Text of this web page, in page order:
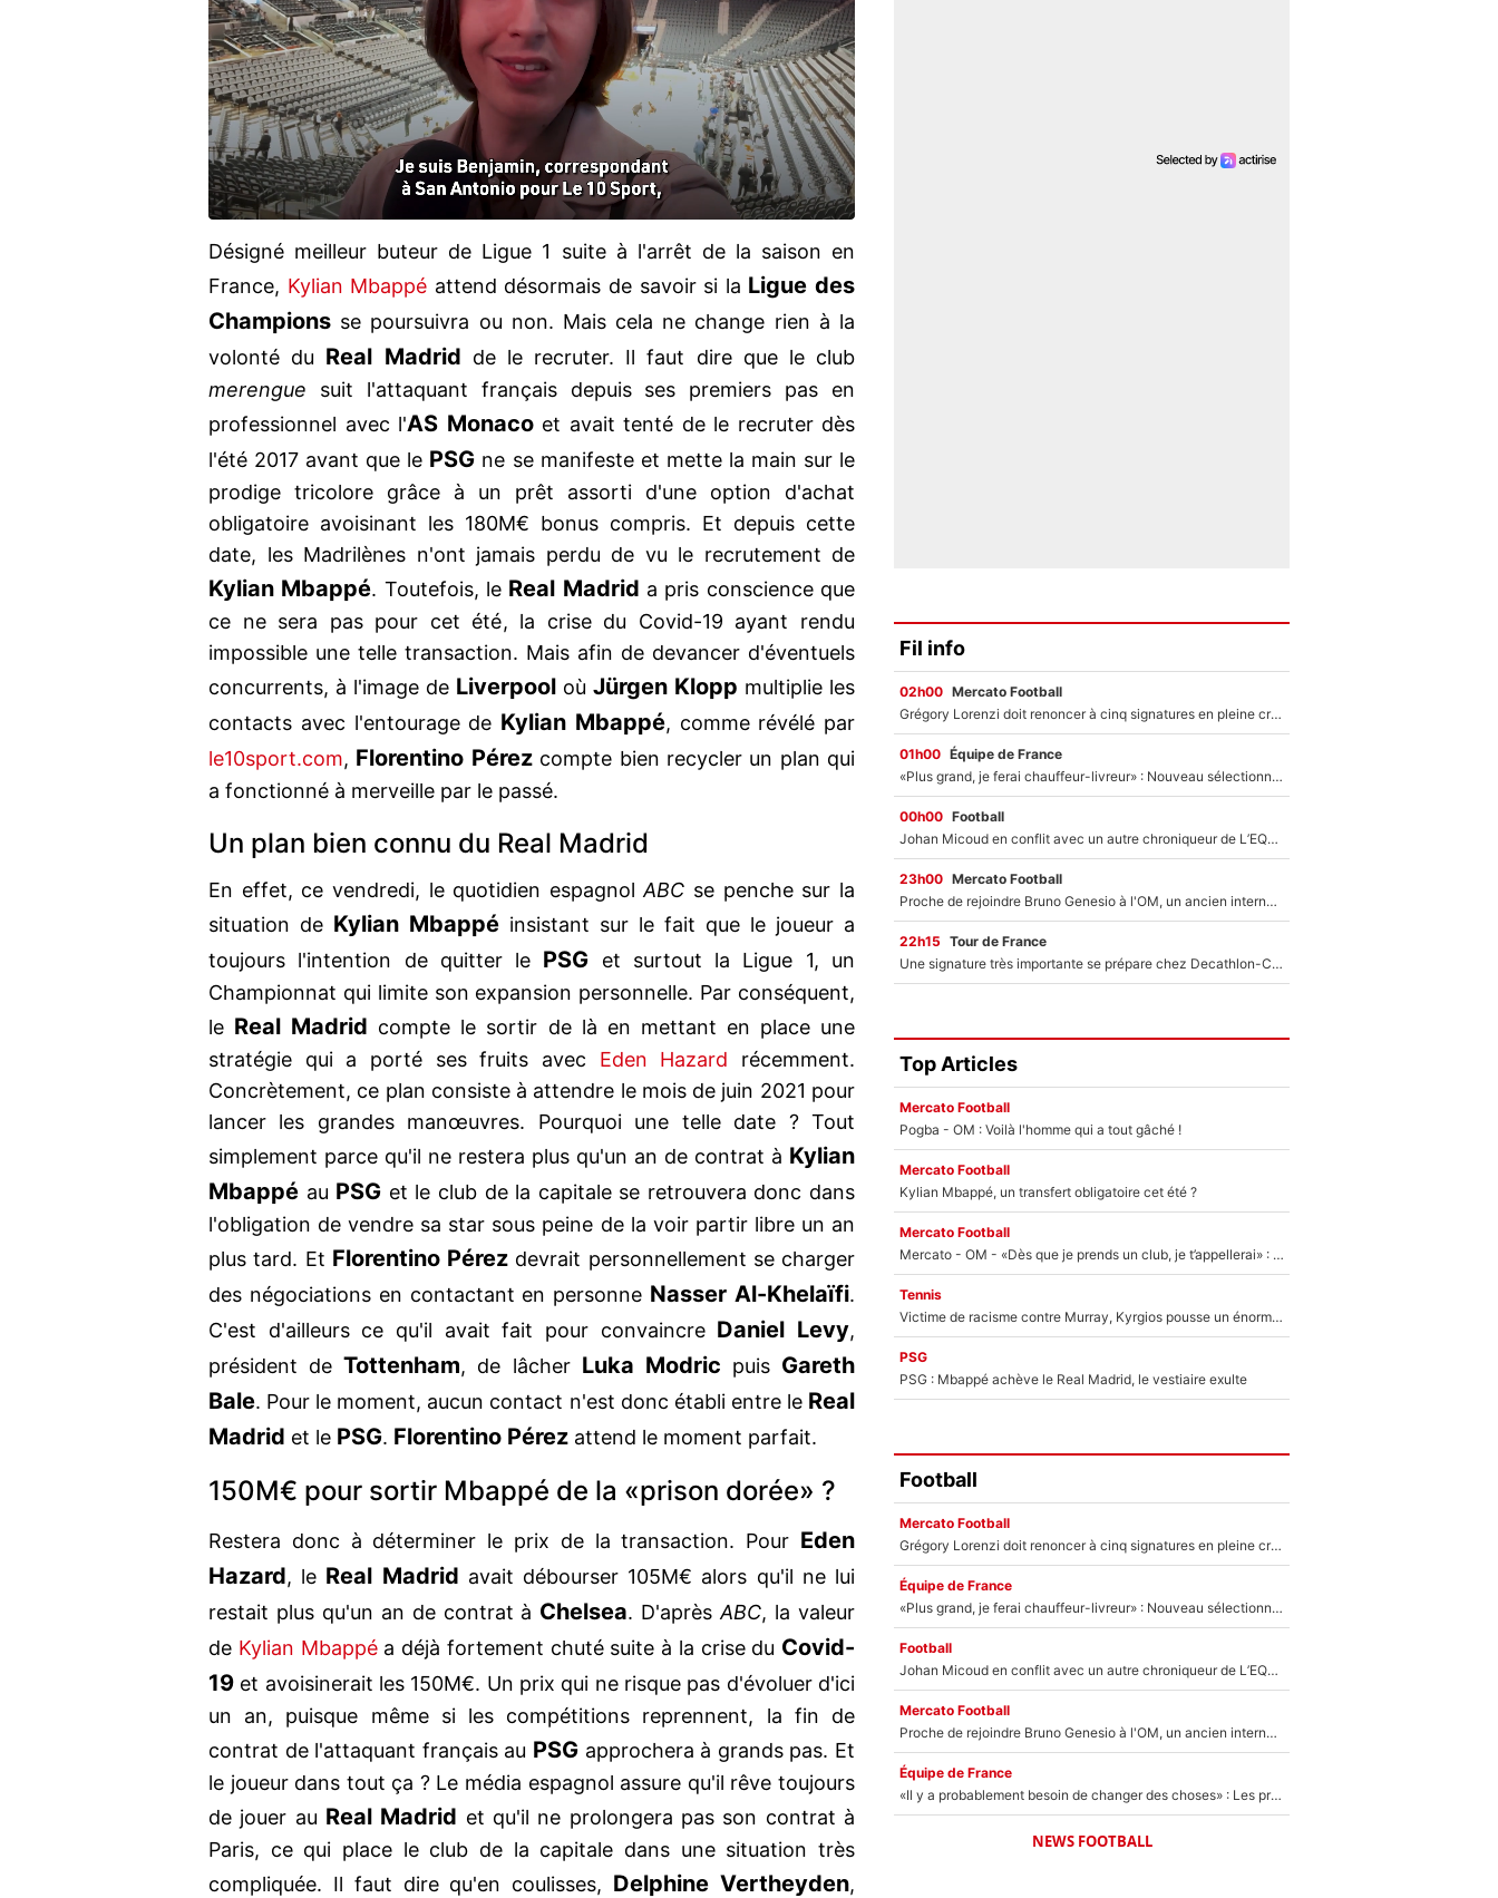
Désigné meilleur buteur de Ligue 1 suite à l'arrêt de la saison en
France, Kylian Mbappé attend désormais de savoir si la Ligue des
Champions se poursuivra ou non. Mais cela ne change rien à la
volonté du Real Madrid de le recruter. Il faut dire que le club
merengue suit l'attaquant français depuis ses premiers pas en
professionnel avec l'AS Monacoet avait tenté de le recruter dès
l'été 2017 avant que le PSG ne se manifeste et mette la main sur le
prodige tricolore grâce à un prêt assorti d'une option d'achat
obligatoire avoisinant les 180M€ bonus compris. Et depuis cette
date, les Madrilènes n'ont jamais perdu de vu le recrutement de
Kylian Mbappé. Toutefois, le Real Madrid a pris conscience que
ce ne sera pas pour cet été, la crise du Covid-19 ayant rendu
impossible une telle transaction. Mais afin de devancer d'éventuels
concurrents, à l'image de Liverpool où Jürgen Klopp multiplie les
contacts avec l'entourage de Kylian Mbappé, comme révélé par
le10sport.com, Florentino Pérezcompte bien recycler un plan qui
a fonctionné à merveille par le passé.
Un plan bien connu du Real Madrid
En effet, ce vendredi, le quotidien espagnolABC se penche sur la
situation de Kylian Mbappé insistant sur le fait que le joueur a
toujours l'intention de quitter le PSG et surtout la Ligue 1, un
Championnat qui limite son expansion personnelle. Par conséquent,
le Real Madrid compte le sortir de là en mettant en place une
stratégie qui a porté ses fruits avec Eden Hazard récemment.
Concrètement, ce plan consiste à attendre le mois de juin 2021 pour
lancer les grandes manœuvres. Pourquoi une telle date ? Tout
simplement parce qu'il ne restera plus qu'un an de contrat à Kylian
Mbappé au PSG et le club de la capitale se retrouvera donc dans
l'obligation de vendre sa star sous peine de la voir partir libre un an
plus tard. Et Florentino Pérez devrait personnellement se charger
des négociations en contactant en personne Nasser Al-Khelaïfi.
C'est d'ailleurs ce qu'il avait fait pour convaincre Daniel Levy,
président deTottenham, de lâcher Luka Modric puis Gareth
Bale. Pour le moment, aucun contact n'est donc établi entre le Real
Madrid et le PSG. Florentino Pérez attend le moment parfait.
150M€ pour sortir Mbappé de la «prison dorée» ?
Restera donc à déterminer le prix de la transaction. Pour Eden
Hazard, le Real Madrid avait débourser 105M€ alors qu'il ne lui
restait plus qu'un an de contrat à Chelsea. D'aprèsABC, la valeur
de Kylian Mbappéa déjà fortement chuté suite à la crise du Covid-
19 et avoisinerait les 150M€. Un prix qui ne risque pas d'évoluer d'ici
un an, puisque même si les compétitions reprennent, la fin de
contrat de l'attaquant français au PSG approchera à grands pas. Et
le joueur dans tout ça ? Le média espagnol assure qu'il rêve toujours
de jouer au Real Madrid et qu'il ne prolongera pas son contrat à
Paris, ce qui place le club de la capitale dans une situation très
compliquée. Il faut dire qu'en coulisses, Delphine Vertheyden,
Fil info
02h00 Mercato Football
Grégory Lorenzi doit renoncer à cinq signatures en pleine crise financière : L’IA propose sept noms à l’OM pour un mercato réussi... à seulement 5M€ !
01h00 Équipe de France
«Plus grand, je ferai chauffeur-livreur» : Nouveau sélectionneur des Bleus, Zinédine Zidane s’était imaginé un avenir très différent lorsqu'il était enfant
00h00 Football
Johan Micoud en conflit avec un autre chroniqueur de L’EQUIPE du Soir : «Pendant un moment, je ne les ai pas remis ensemble dans l'émission»
23h00 Mercato Football
Proche de rejoindre Bruno Genesio à l'OM, un ancien international français va finalement débarquer... sur RMC !
22h15 Tour de France
Une signature très importante se prépare chez Decathlon-CMA CGM pour aider Paul Seixas à gagner le Tour de France 2027
Top Articles
Mercato Football
Pogba - OM : Voilà l'homme qui a tout gâché !
Mercato Football
Kylian Mbappé, un transfert obligatoire cet été ?
Mercato Football
Mercato - OM - «Dès que je prends un club, je t’appellerai» : La promesse de Marcelino au moment de claquer la porte
Tennis
Victime de racisme contre Murray, Kyrgios pousse un énorme coup de gueule !
PSG
PSG : Mbappé achève le Real Madrid, le vestiaire exulte
Football
Mercato Football
Grégory Lorenzi doit renoncer à cinq signatures en pleine crise financière : L’IA propose sept noms à l’OM pour un mercato réussi... à seulement 5M€ !
Équipe de France
«Plus grand, je ferai chauffeur-livreur» : Nouveau sélectionneur des Bleus, Zinédine Zidane s’était imaginé un avenir très différent lorsqu'il était enfant
Football
Johan Micoud en conflit avec un autre chroniqueur de L’EQUIPE du Soir : «Pendant un moment, je ne les ai pas remis ensemble dans l'émission»
Mercato Football
Proche de rejoindre Bruno Genesio à l'OM, un ancien international français va finalement débarquer... sur RMC !
Équipe de France
«Il y a probablement besoin de changer des choses» : Les premiers changements de Zinedine Zidane en équipe de France sont révélés ?
NEWS FOOTBALL